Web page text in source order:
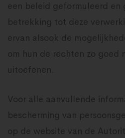
een beleid geformuleerd
betrekking tot deze
ervan alsook de
om hun de rechten zo goed
uitoefenen.
Voor alle aanvullende
bescherming van
op de website van de